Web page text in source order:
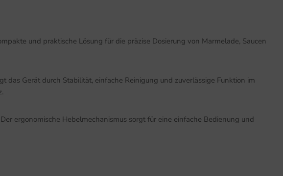
und praktische Lösung für die präzise Dosierung von Marmelade, Saucen
Gerät durch Stabilität, einfache Reinigung und zuverlässige Funktion im
ergonomische Hebelmechanismus sorgt für eine einfache Bedienung und